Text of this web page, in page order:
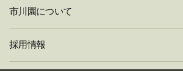
市川園について
採用情報